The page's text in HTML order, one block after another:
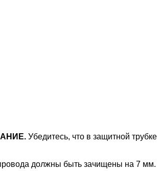
Убедитесь, что в защитной трубке
должны быть зачищены на 7 мм.